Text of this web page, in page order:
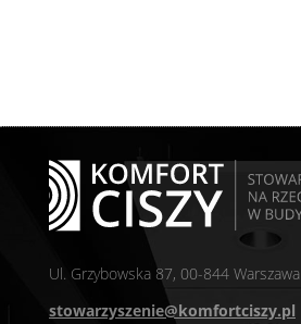
Ul. Grzybowska 87, 00-844 Warszawa
stowarzyszenie@komfortciszy.pl